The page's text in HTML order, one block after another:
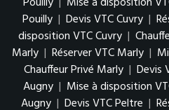
Pouilly | Devis VTC Cuvry |
disposition VTC Cuvry |
Marly | Réserver VTC Marly |
Chauffeur Privé Marly | Devis
Augny | Mise à disposition
Augny | Devis VTC Peltre |